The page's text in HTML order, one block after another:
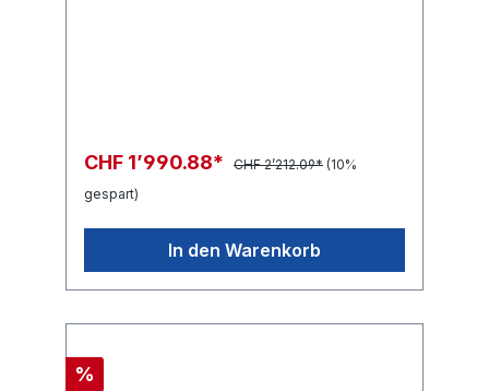
CHF 1’990.88* CHF 2’212.09* (10%
gespart)
In den Warenkorb
%